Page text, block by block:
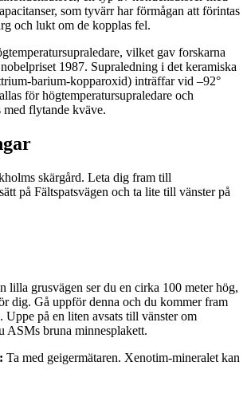
som tyvärr har förmågan att förintas
och lukt om de kopplas fel.
vilket gav forskarna
1987. Supraledning i det keramiska
barium-kopparoxid) inträffar vid –92°
för högtemperatursupraledare och
med flytande kväve.
skärgård. Leta dig fram till
på Fältspatsvägen och ta lite till vänster på
lilla grusvägen ser du en cirka 100 meter hög,
dig. Gå uppför denna och du kommer fram
på en liten avsats till vänster om
ASMs bruna minnesplakett.
Ta med geigermätaren. Xenotim-mineralet kan